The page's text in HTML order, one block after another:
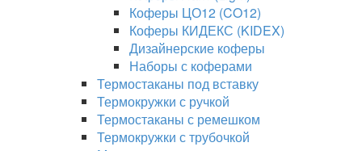
Коферы ЦО12 (CO12)
Коферы КИДЕКС (KIDEX)
Дизайнерские коферы
Наборы с коферами
Термостаканы под вставку
Термокружки с ручкой
Термостаканы с ремешком
Термокружки с трубочкой